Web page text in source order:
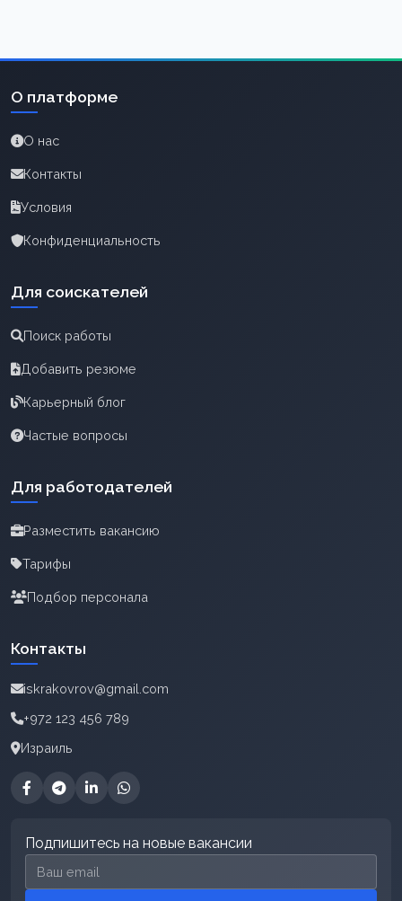
О платформе
О нас
Контакты
Условия
Конфиденциальность
Для соискателей
Поиск работы
Добавить резюме
Карьерный блог
Частые вопросы
Для работодателей
Разместить вакансию
Тарифы
Подбор персонала
Контакты
iskrakovrov@gmail.com
+972 123 456 789
Израиль
Подпишитесь на новые вакансии
Email для подписки